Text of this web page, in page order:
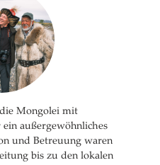
Mongolei mit
außergewöhnliches
und Betreuung waren
bis zu den lokalen